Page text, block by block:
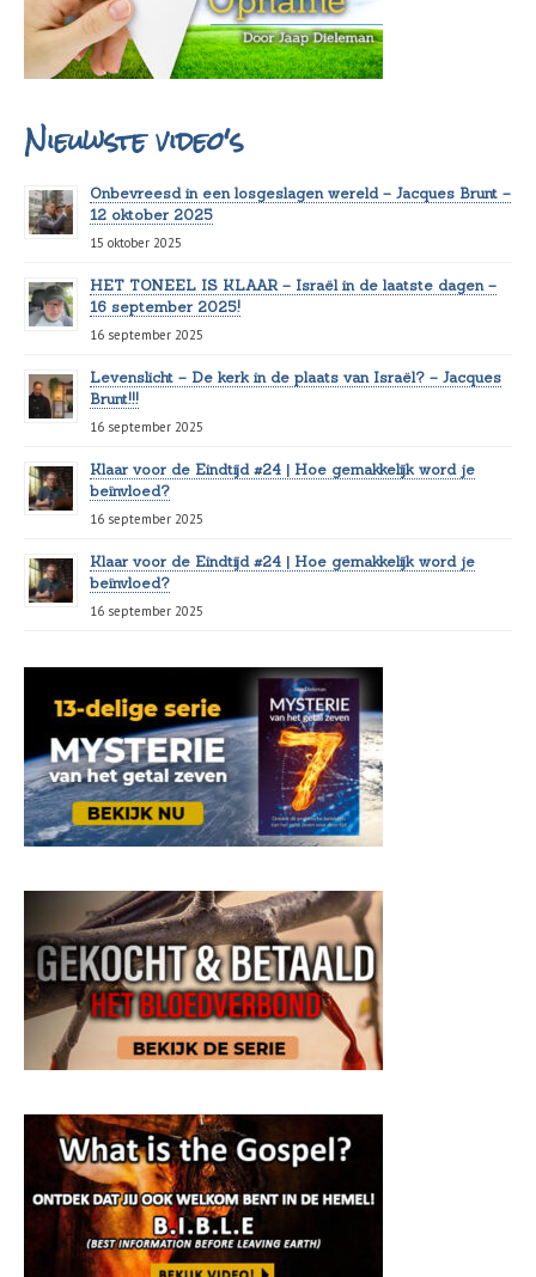
Nieuwste video's
Onbevreesd in een losgeslagen wereld – Jacques Brunt –
12 oktober 2025
15 oktober 2025
HET TONEEL IS KLAAR – Israël in de laatste dagen –
16 september 2025!
16 september 2025
Levenslicht – De kerk in de plaats van Israël? – Jacques
Brunt!!!
16 september 2025
Klaar voor de Eindtijd #24 | Hoe gemakkelijk word je
beïnvloed?
16 september 2025
Klaar voor de Eindtijd #24 | Hoe gemakkelijk word je
beïnvloed?
16 september 2025